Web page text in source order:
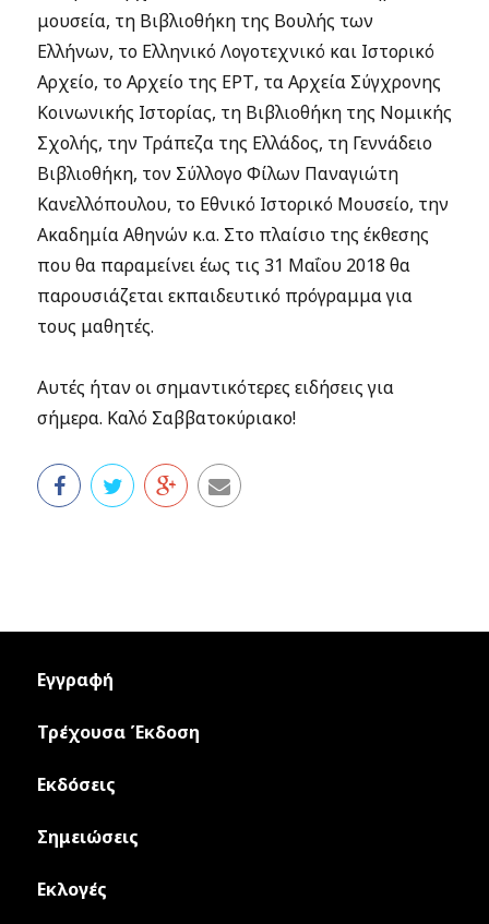
μουσεία, τη Βιβλιοθήκη της Βουλής των
Ελλήνων, το Ελληνικό Λογοτεχνικό και Ιστορικό
Αρχείο, το Αρχείο της ΕΡΤ, τα Αρχεία Σύγχρονης
Κοινωνικής Ιστορίας, τη Βιβλιοθήκη της Νομικής
Σχολής, την Τράπεζα της Ελλάδος, τη Γεννάδειο
Βιβλιοθήκη, τον Σύλλογο Φίλων Παναγιώτη
Κανελλόπουλου, το Εθνικό Ιστορικό Μουσείο, την
Ακαδημία Αθηνών κ.α. Στο πλαίσιο της έκθεσης
που θα παραμείνει έως τις 31 Μαΐου 2018 θα
παρουσιάζεται εκπαιδευτικό πρόγραμμα για
τους μαθητές.
Αυτές ήταν οι σημαντικότερες ειδήσεις για
σήμερα. Καλό Σαββατοκύριακο!
Εγγραφή
Τρέχουσα Έκδοση
Εκδόσεις
Σημειώσεις
Εκλογές